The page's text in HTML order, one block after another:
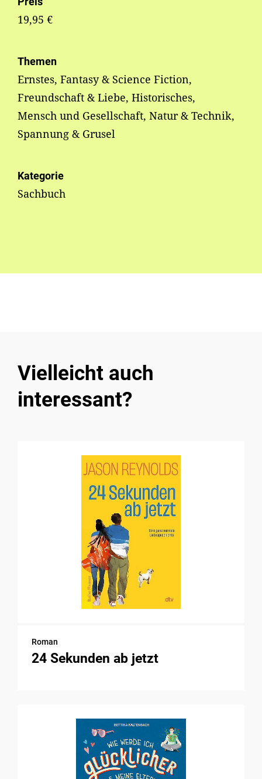
19,95 €
Themen
Ernstes, Fantasy & Science Fiction,
Freundschaft & Liebe, Historisches,
Mensch und Gesellschaft, Natur & Technik,
Spannung & Grusel
Kategorie
Sachbuch
Vielleicht auch
interessant?
Roman
24 Sekunden ab jetzt